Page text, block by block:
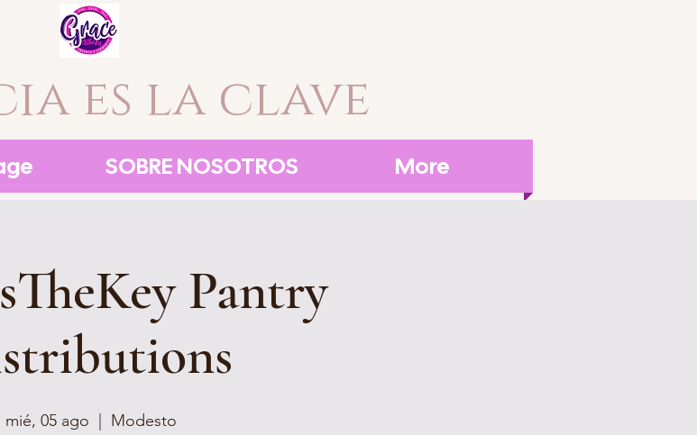
es la clave
SOBRE NOSOTROS More
Pantry
mié, 05 ago Modesto